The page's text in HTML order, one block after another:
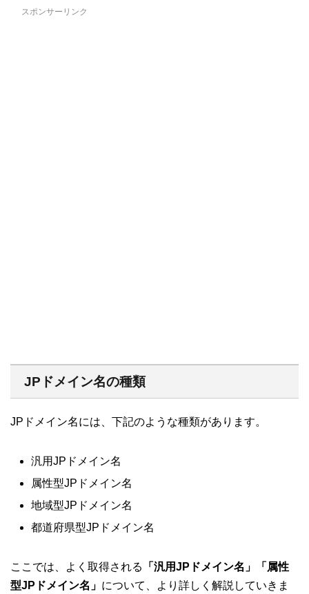
スポンサーリンク
JPドメイン名の種類
JPドメイン名には、下記のような種類があります。
汎用JPドメイン名
属性型JPドメイン名
地域型JPドメイン名
都道府県型JPドメイン名
ここでは、よく取得される
「汎用JPドメイン名」「属性
型JPドメイン名」 について、より詳しく解説していきま